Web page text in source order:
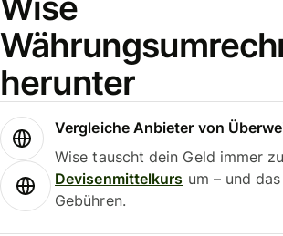
herunter
Vergleiche Anbieter von
Wise tauscht dein Geld immer
Devisenmittelkurs um – und
Gebühren.